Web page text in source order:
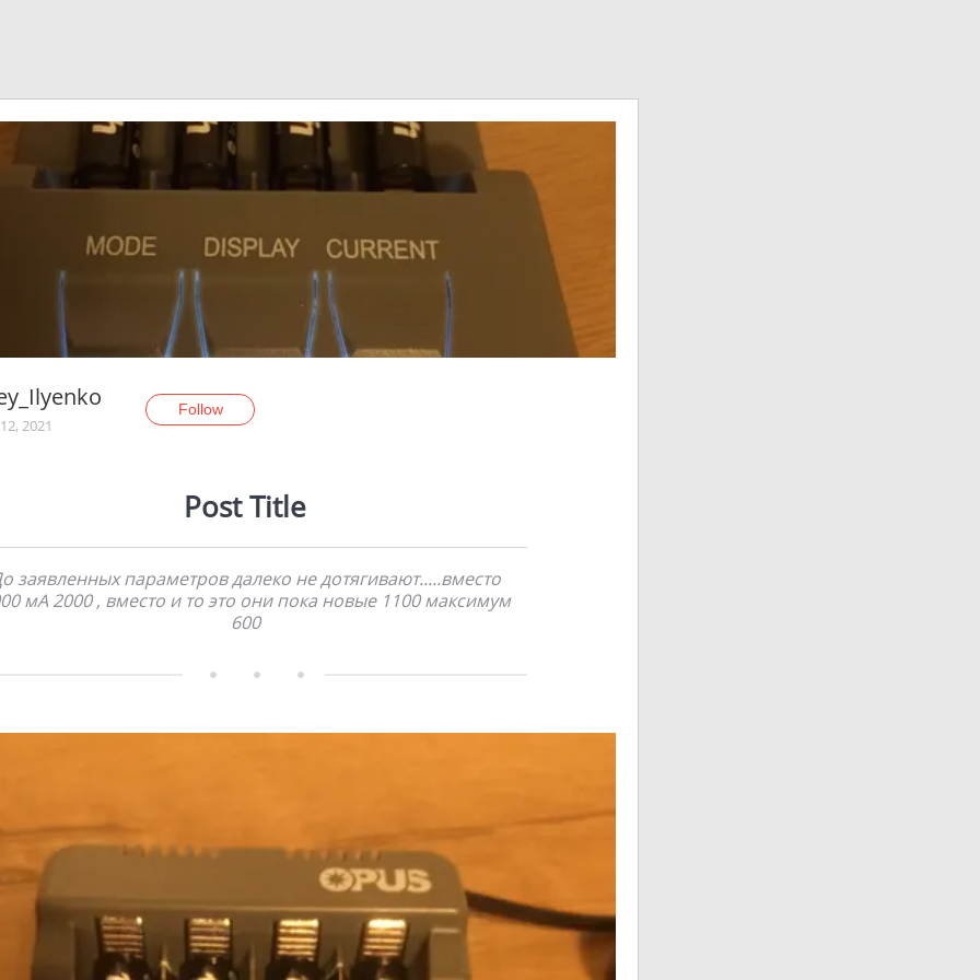
2021
Follow
Post Title
заявленных параметров далеко не дотягивают.....вместо
мА 2000 , вместо и то это они пока новые 1100 максимум
600